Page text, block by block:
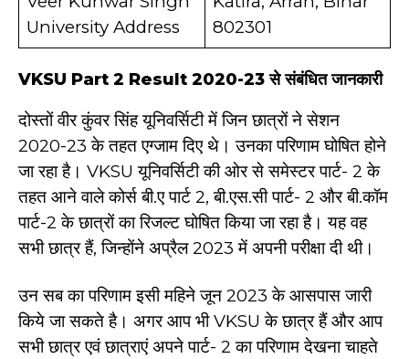
University Address
802301
VKSU Part 2 Result 2020-23 से संबंधित जानकारी
दोस्तों वीर कुंवर सिंह यूनिवर्सिटी में जिन छात्रों ने सेशन
2020-23 के तहत एग्जाम दिए थे। उनका परिणाम घोषित होने
जा रहा है। VKSU यूनिवर्सिटी की ओर से समेस्टर पार्ट- 2 के
तहत आने वाले कोर्स बी.ए पार्ट 2, बी.एस.सी पार्ट- 2 और बी.कॉम
पार्ट-2 के छात्रों का रिजल्ट घोषित किया जा रहा है। यह वह
सभी छात्र हैं, जिन्होंने अप्रैल 2023 में अपनी परीक्षा दी थी।
उन सब का परिणाम इसी महिने जून 2023 के आसपास जारी
किये जा सकते है। अगर आप भी VKSU के छात्र हैं और आप
सभी छात्र एवं छात्राएं अपने पार्ट- 2 का परिणाम देखना चाहते